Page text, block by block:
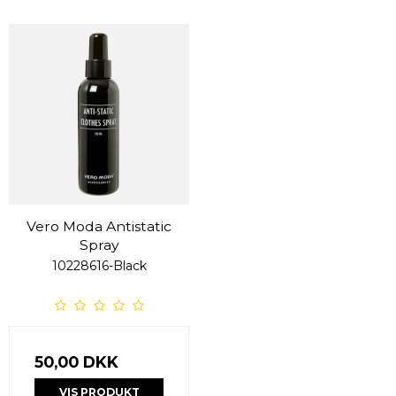
Vero Moda Antistatic
Spray
10228616-Black
50,00 DKK
VIS PRODUKT